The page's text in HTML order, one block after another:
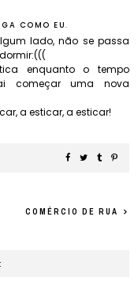
COMO EU.
lado, não se passa
enquanto o tempo
começar uma nova
a esticar, a esticar!
COMÉRCIO DE RUA